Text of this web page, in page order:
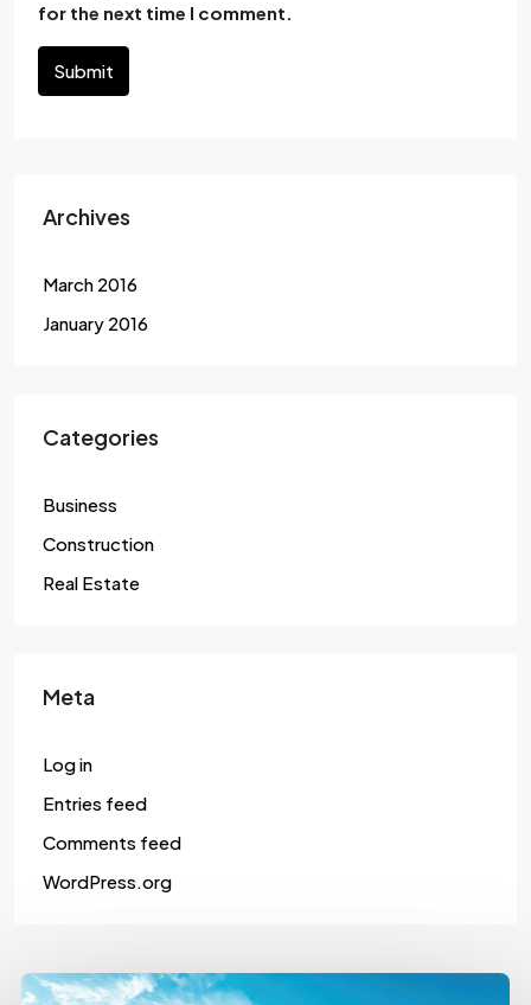
for the next time I comment.
Submit
Archives
March 2016
January 2016
Categories
Business
Construction
Real Estate
Meta
Log in
Entries feed
Comments feed
WordPress.org